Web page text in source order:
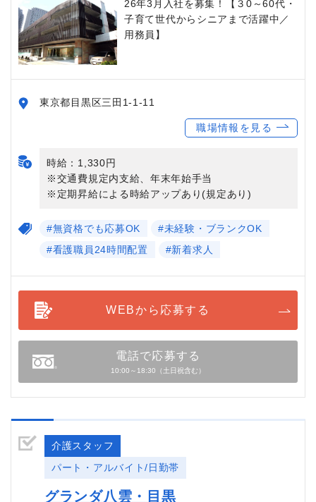
26年3月入社を募集！【３0～60代・
子育て世代からシニアまで活躍中／
用務員】
東京都目黒区三田1-1-11
職場情報を見る
時給：1,330円
※交通費規定内支給、年末年始手当
※定期昇給による時給アップあり(規定あり)
#無資格でも応募OK
#未経験・ブランクOK
#看護職員24時間配置
#新着求人
WEBから応募する
電話で応募する
10:00～18:30（土日祝含む）
介護スタッフ
パート・アルバイト/日勤帯
グランダ八雲・目黒